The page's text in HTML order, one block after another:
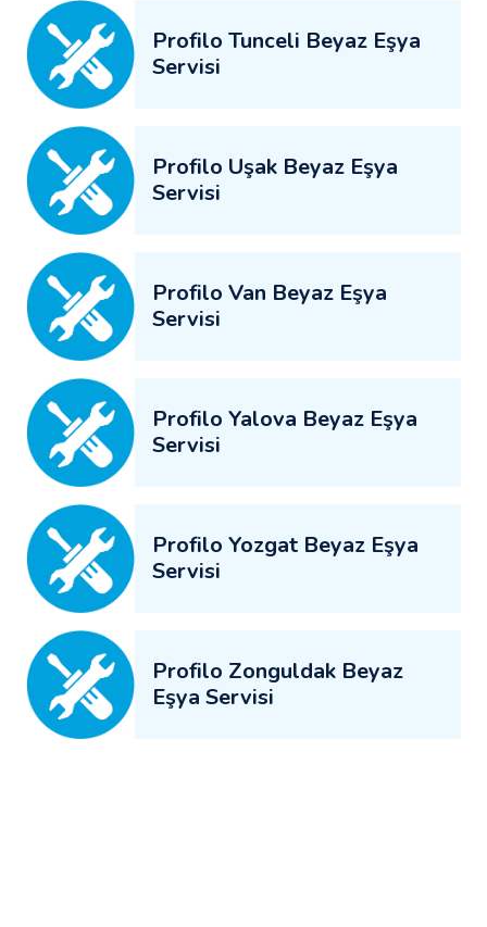
Profilo Tunceli Beyaz Eşya
Servisi
Profilo Uşak Beyaz Eşya
Servisi
Profilo Van Beyaz Eşya
Servisi
Profilo Yalova Beyaz Eşya
Servisi
Profilo Yozgat Beyaz Eşya
Servisi
Profilo Zonguldak Beyaz
Eşya Servisi